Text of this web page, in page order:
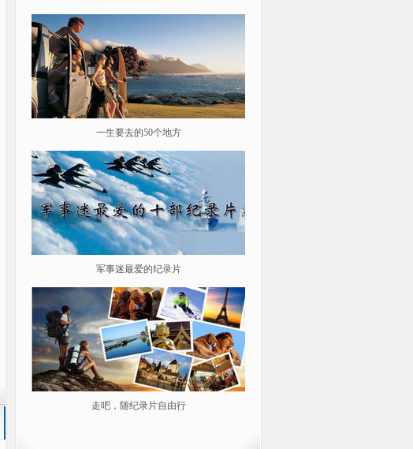
一生要去的50个地方
军事迷最爱的纪录片
走吧，随纪录片自由行